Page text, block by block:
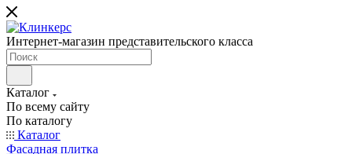
Интернет-магазин представительского класса
Каталог
По всему сайту
По каталогу
Каталог
Фасадная плитка